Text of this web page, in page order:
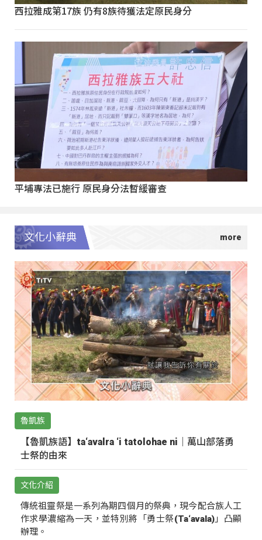
西拉雅成第17族 仍有8族待獲法定原民身分
平埔專法已施行 原民身分法暫緩審查
文化小辭典
魯凱族
【魯凱族語】ta‘avalra ‘i tatolohae ni｜萬山部落勇
士祭的由來
文化介紹
傳統祖靈祭是一系列為期四個月的祭典，現今配合族人工
作求學濃縮為一天，並特別將「勇士祭(Ta‘avala)」凸顯
辦理。